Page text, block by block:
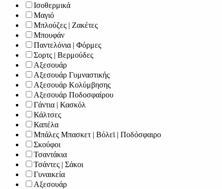
Ισοθερμικά
Μαγιό
Μπλούζες | Ζακέτες
Μπουφάν
Παντελόνια | Φόρμες
Σορτς | Βερμούδες
Αξεσουάρ
Αξεσουάρ Γυμναστικής
Αξεσουάρ Κολύμβησης
Αξεσουάρ Ποδοσφαίρου
Γάντια | Κασκόλ
Κάλτσες
Καπέλα
Μπάλες Μπασκετ | Βόλεϊ | Ποδόσφαιρο
Σκούφοι
Τσαντάκια
Τσάντες | Σάκοι
Γυναικεία
Αξεσουάρ